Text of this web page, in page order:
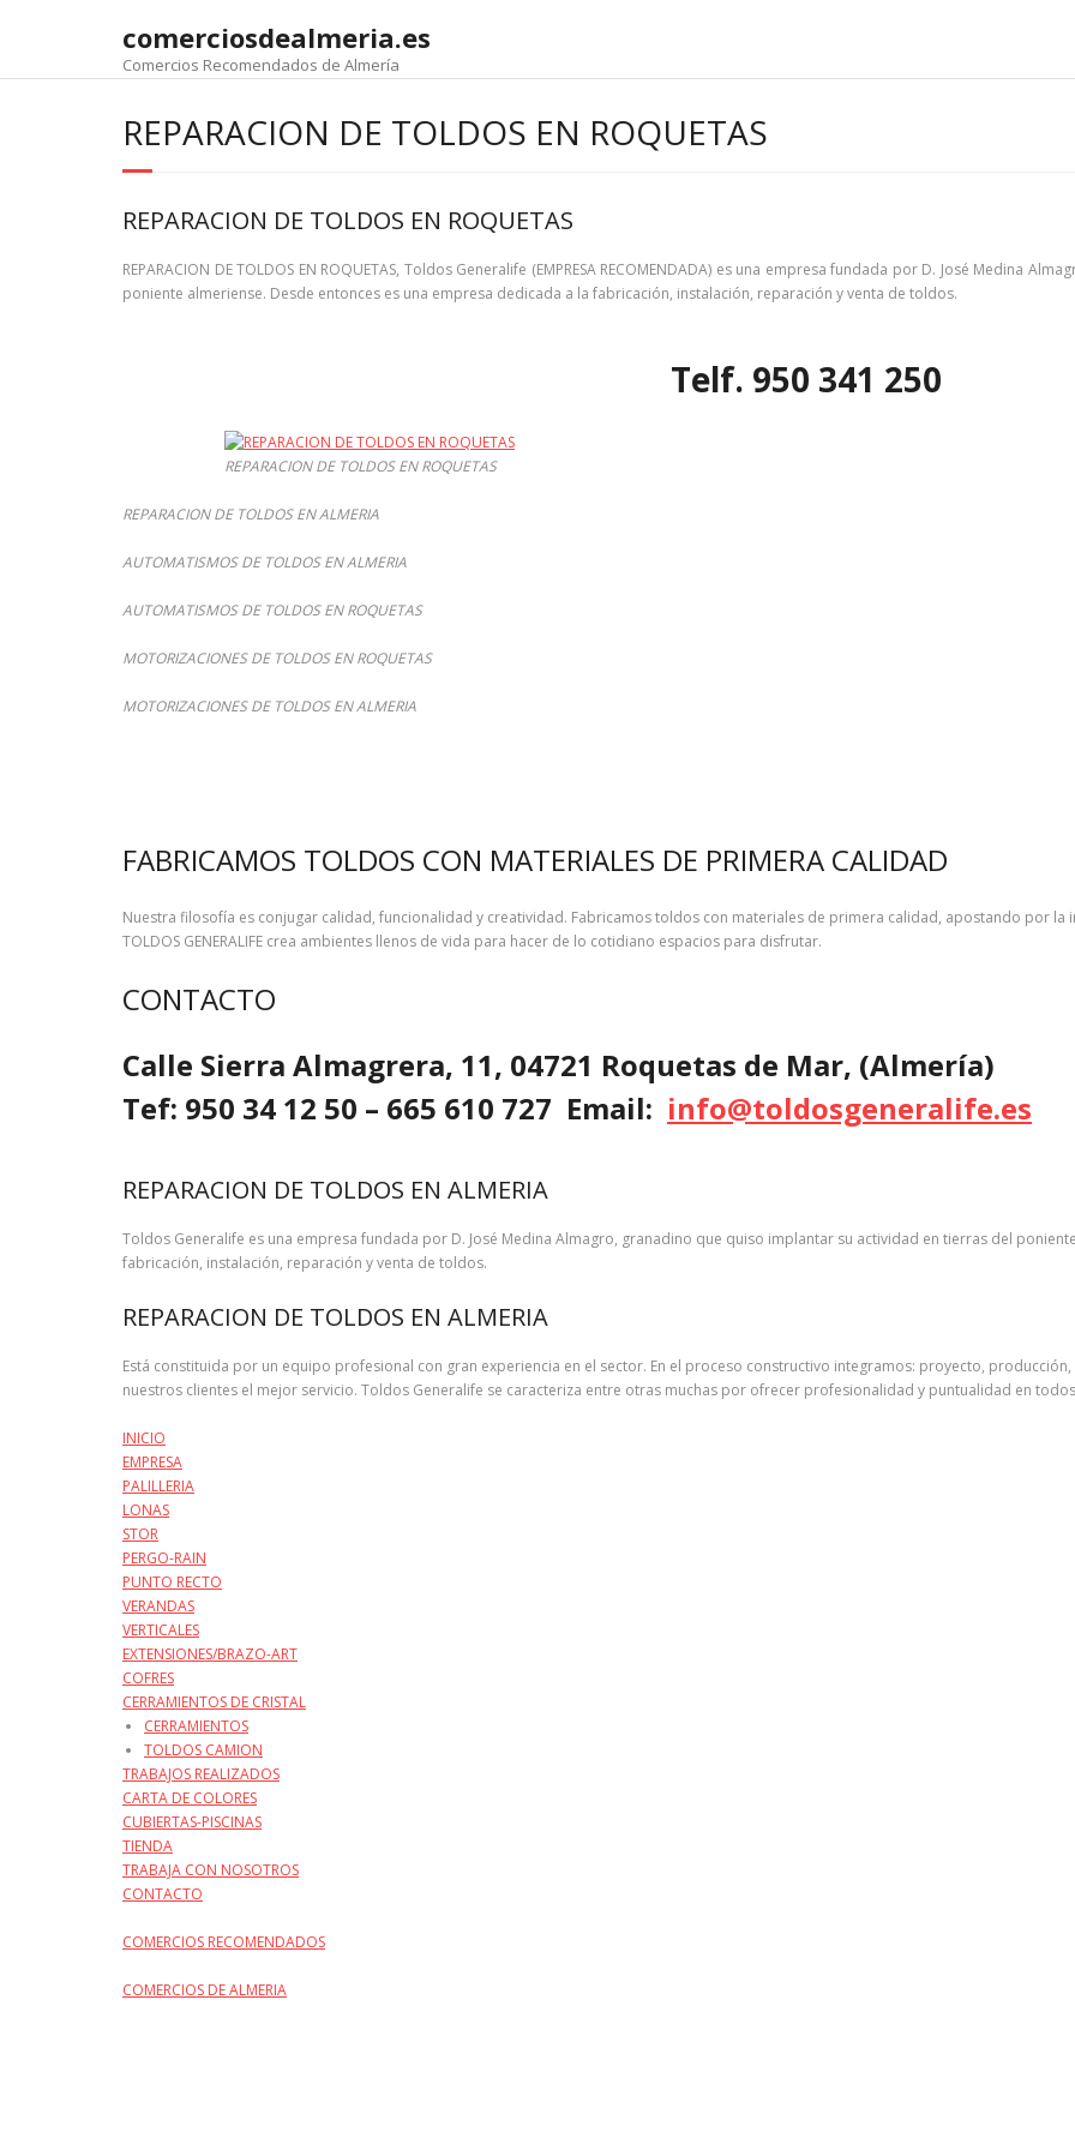
comerciosdealmeria.es
Comercios Recomendados de Almería
REPARACION DE TOLDOS EN ROQUETAS
REPARACION DE TOLDOS EN ROQUETAS
REPARACION DE TOLDOS EN ROQUETAS, Toldos Generalife (EMPRESA RECOMENDADA) es una empresa fundada por D. José Medina
poniente almeriense. Desde entonces es una empresa dedicada a la fabricación, instalación, reparación y venta de toldos.
Telf. 950 341 250
REPARACION DE TOLDOS EN ROQUETAS
REPARACION DE TOLDOS EN ALMERIA
AUTOMATISMOS​ DE TOLDOS EN ALMERIA
AUTOMATISMOS​ DE TOLDOS EN ROQUETAS
MOTORIZACIONES​ DE TOLDOS EN ROQUETAS
MOTORIZACIONES​ DE TOLDOS EN ALMERIA
FABRICAMOS TOLDOS CON MATERIALES DE PRIMERA CALIDAD
Nuestra filosofía es conjugar calidad, funcionalidad y creatividad. Fabricamos toldos con materiales de primera calidad, apostando por la
TOLDOS GENERALIFE crea ambientes llenos de vida para hacer de lo cotidiano espacios para disfrutar.
CONTACTO
Calle Sierra Almagrera, 11, 04721 Roquetas de Mar, (Almería)
Tef: 950 34 12 50 – 665 610 727 Email: info@toldosgeneralife.es
REPARACION DE TOLDOS EN ALMERIA
Toldos Generalife es una empresa fundada por D. José Medina Almagro, granadino que quiso implantar su actividad en tierras del
fabricación, instalación, reparación y venta de toldos.
REPARACION DE TOLDOS EN ALMERIA
Está constituida por un equipo profesional con gran experiencia en el sector. En el proceso constructivo integramos: proyecto,
nuestros clientes el mejor servicio. Toldos Generalife se caracteriza entre otras muchas por ofrecer profesionalidad y puntualidad en
INICIO
EMPRESA
PALILLERIA
LONAS
STOR
PERGO-RAIN
PUNTO RECTO
VERANDAS
VERTICALES
EXTENSIONES/BRAZO-ART
COFRES
CERRAMIENTOS DE CRISTAL
CERRAMIENTOS
TOLDOS CAMION
TRABAJOS REALIZADOS
CARTA DE COLORES
CUBIERTAS-PISCINAS
TIENDA
TRABAJA CON NOSOTROS
CONTACTO
COMERCIOS RECOMENDADOS
COMERCIOS DE ALMERIA